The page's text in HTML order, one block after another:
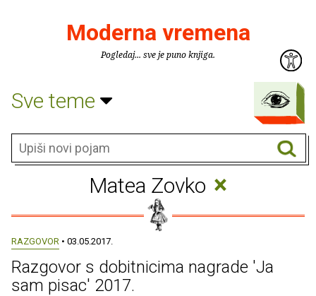
Moderna vremena
Pogledaj... sve je puno knjiga.
Sve teme
Matea Zovko ×
RAZGOVOR • 03.05.2017.
Razgovor s dobitnicima nagrade 'Ja
sam pisac' 2017.